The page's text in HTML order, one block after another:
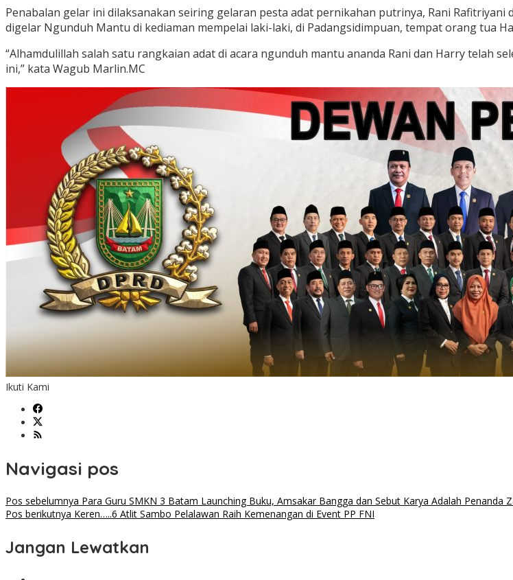
Penabalan gelar ini dilaksanakan seiring gelaran pesta adat pernikahan putrinya, Rani Rafitriyani
digelar Ngunduh Mantu di kediaman mempelai laki-laki, di Padangsidimpuan, tempat orang tua
“Alhamdulillah salah satu rangkaian adat di acara ngunduh mantu ananda Rani dan Harry telah
ini,” kata Wagub Marlin.MC
Ikuti Kami
Navigasi pos
Pos sebelumnya Para Guru SMKN 3 Batam Launching Buku, Amsakar Bangga dan Sebut Karya Adalah Penanda
Pos berikutnya Keren…..6 Atlit Sambo Pelalawan Raih Kemenangan di Event PP FNI
Jangan Lewatkan